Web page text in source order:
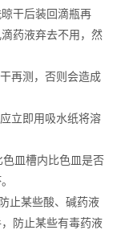
干后装回滴瓶再
药液弃去不用，然
再测，否则会造成
立即用吸水纸将溶
皿槽内比色皿是否
止某些酸、碱药液
防止某些有毒药液